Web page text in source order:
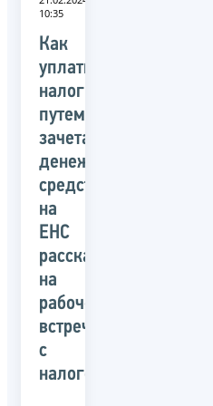
10:35
Как
уплатить
налог
путем
зачета
денежных
средств
на
ЕНС
рассказали
на
рабочей
встрече
с
налогоплательщиками